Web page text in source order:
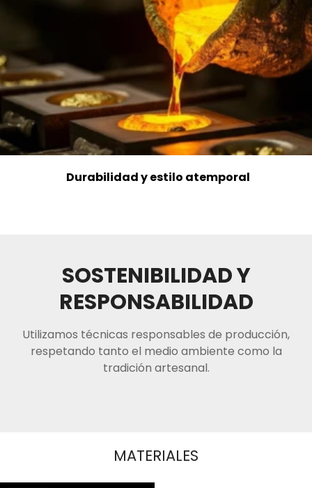
Durabilidad y estilo atemporal
SOSTENIBILIDAD Y
RESPONSABILIDAD
Utilizamos técnicas responsables de producción,
respetando tanto el medio ambiente como la
tradición artesanal.
MATERIALES